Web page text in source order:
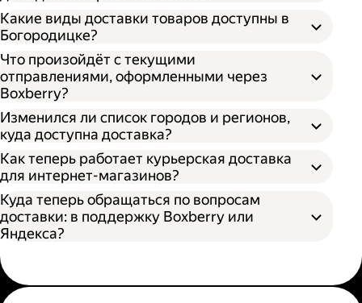
Какие виды доставки товаров доступны в
Богородицке?
Что произойдёт с текущими
отправлениями, оформленными через
Boxberry?
Изменился ли список городов и регионов,
куда доступна доставка?
Как теперь работает курьерская доставка
для интернет-магазинов?
Куда теперь обращаться по вопросам
доставки: в поддержку Boxberry или
Яндекса?